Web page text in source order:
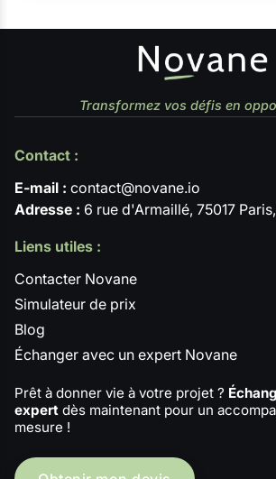
Transformez vos défis en
Contact :
E-mail : contact@novane.io
Adresse : 6 rue d'Armaillé, 75017
Liens utiles :
Contacter Novane
Simulateur de prix
Blog
Échanger avec un expert Novane
Prêt à donner vie à votre projet ?
expert dès maintenant pour un
mesure !